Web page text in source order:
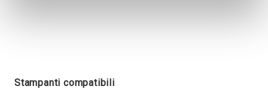
Stampanti compatibili